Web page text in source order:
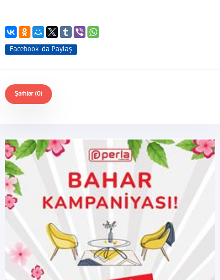
Facebook-da Paylaş
Şərhlər (0)